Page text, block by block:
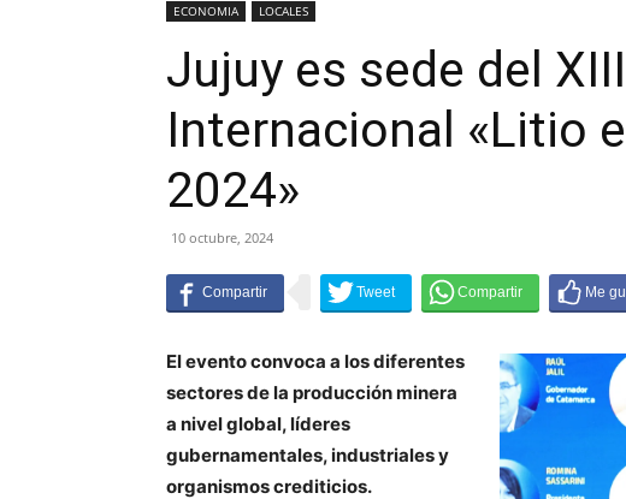
ECONOMIA LOCALES
Jujuy es sede del
Internacional «Litio
2024»
10 octubre, 2024
El evento convoca a los diferentes
sectores de la producción minera
a nivel global, líderes
gubernamentales, industriales y
organismos crediticios.